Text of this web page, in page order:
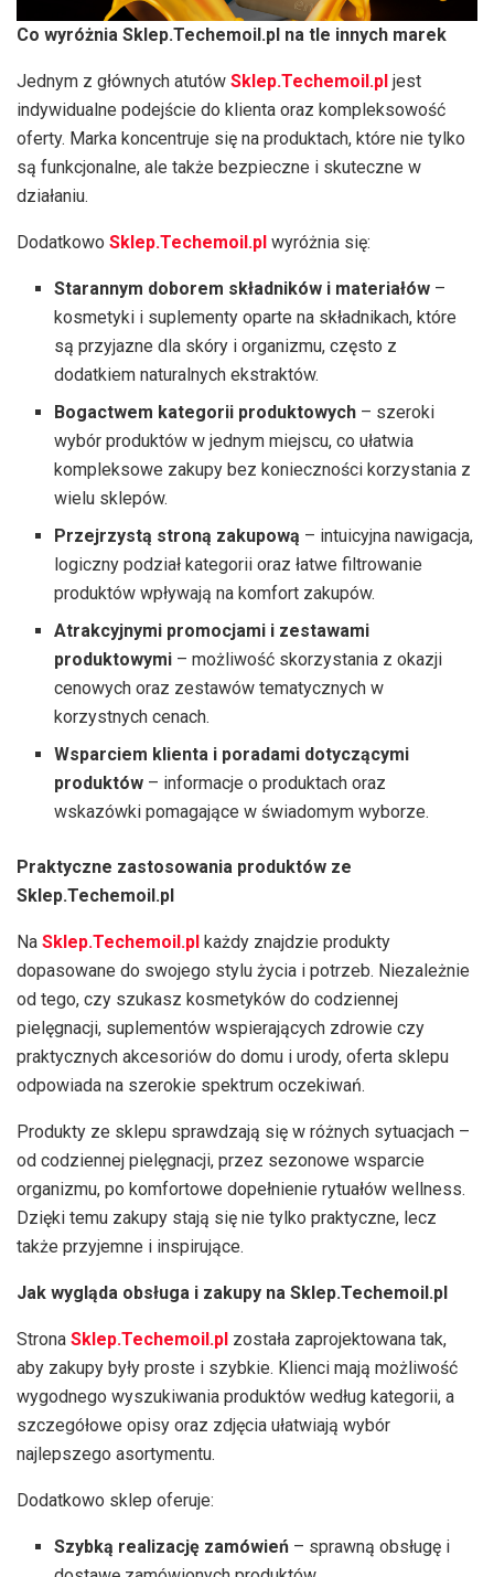
Co wyróżnia Sklep.Techemoil.pl na tle innych marek
Jednym z głównych atutów Sklep.Techemoil.pl jest
indywidualne podejście do klienta oraz kompleksowość
oferty. Marka koncentruje się na produktach, które nie tylko
są funkcjonalne, ale także bezpieczne i skuteczne w
działaniu.
Dodatkowo Sklep.Techemoil.pl wyróżnia się:
Starannym doborem składników i materiałów –
kosmetyki i suplementy oparte na składnikach, które
są przyjazne dla skóry i organizmu, często z
dodatkiem naturalnych ekstraktów.
Bogactwem kategorii produktowych – szeroki
wybór produktów w jednym miejscu, co ułatwia
kompleksowe zakupy bez konieczności korzystania z
wielu sklepów.
Przejrzystą stroną zakupową – intuicyjna nawigacja,
logiczny podział kategorii oraz łatwe filtrowanie
produktów wpływają na komfort zakupów.
Atrakcyjnymi promocjami i zestawami
produktowymi – możliwość skorzystania z okazji
cenowych oraz zestawów tematycznych w
korzystnych cenach.
Wsparciem klienta i poradami dotyczącymi
produktów – informacje o produktach oraz
wskazówki pomagające w świadomym wyborze.
Praktyczne zastosowania produktów ze
Sklep.Techemoil.pl
Na Sklep.Techemoil.pl każdy znajdzie produkty
dopasowane do swojego stylu życia i potrzeb. Niezależnie
od tego, czy szukasz kosmetyków do codziennej
pielęgnacji, suplementów wspierających zdrowie czy
praktycznych akcesoriów do domu i urody, oferta sklepu
odpowiada na szerokie spektrum oczekiwań.
Produkty ze sklepu sprawdzają się w różnych sytuacjach –
od codziennej pielęgnacji, przez sezonowe wsparcie
organizmu, po komfortowe dopełnienie rytuałów wellness.
Dzięki temu zakupy stają się nie tylko praktyczne, lecz
także przyjemne i inspirujące.
Jak wygląda obsługa i zakupy na Sklep.Techemoil.pl
Strona Sklep.Techemoil.pl została zaprojektowana tak,
aby zakupy były proste i szybkie. Klienci mają możliwość
wygodnego wyszukiwania produktów według kategorii, a
szczegółowe opisy oraz zdjęcia ułatwiają wybór
najlepszego asortymentu.
Dodatkowo sklep oferuje:
Szybką realizację zamówień – sprawną obsługę i